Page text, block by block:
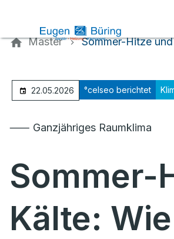
Master Sommer-Hitze
22.05.2026 °celseo berichtet
⸺ Ganzjähriges Raumklima
Sommer-
Kälte: